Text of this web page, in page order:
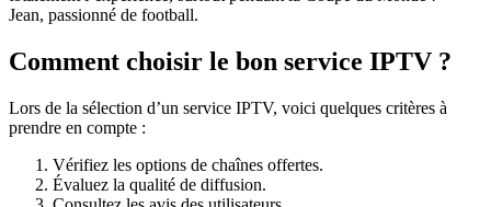
Jean, passionné de football.
Comment choisir le bon service IPTV ?
Lors de la sélection d’un service IPTV, voici quelques critères à
prendre en compte :
Vérifiez les options de chaînes offertes.
Évaluez la qualité de diffusion.